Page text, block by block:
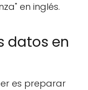
en inglés.
datos en
es preparar